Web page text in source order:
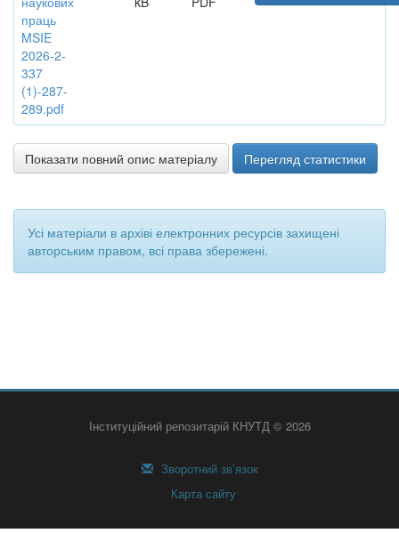
праць
MSIE
2026-2-
337
(1)-287-
289.pdf
Показати повний опис матеріалу Перегляд статистики
Усі матеріали в архіві електронних ресурсів захищені
авторським правом, всі права збережені.
Інституційний репозитарій КНУТД © 2026
Зворотний зв’язок
Карта сайту